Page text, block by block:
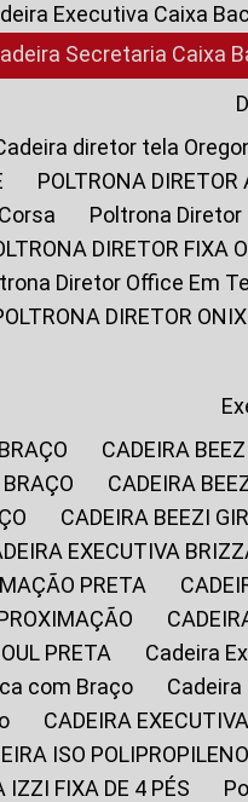
Executiva Caixa
Cadeira Secretaria Caixa
Cadeira diretor tela
POLTRONA
Poltrona
DIRETOR FIXA
Diretor Office Em
POLTRONA DIRETOR ONIX
CADEIRA
CADEIRA
CADEIRA BEEZI
EXECUTIVA
PRETA
PRETA
Cadeira
com Braço
CADEIRA
ISO
IZZI FIXA DE 4 PÉS